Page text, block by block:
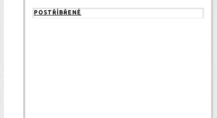
POSTŘÍBŘENÉ